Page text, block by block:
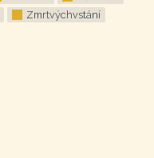
Zmrtvýchvstání